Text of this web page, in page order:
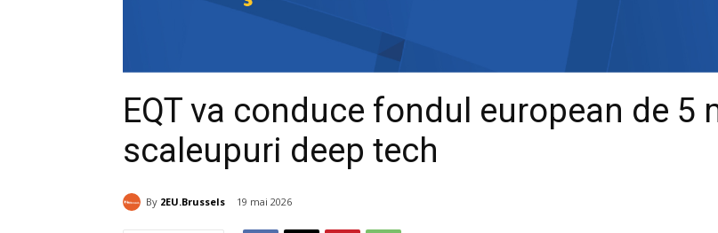
EQT va conduce fondul european de 5
scaleupuri deep tech
By 2EU.Brussels 19 mai 2026